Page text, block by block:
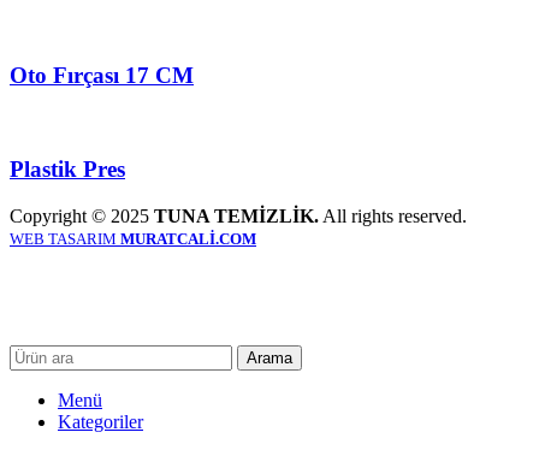
Oto Fırçası 17 CM
Plastik Pres
Copyright © 2025 TUNA TEMİZLİK. All rights reserved.
WEB TASARIM MURATCALİ.COM
Arama
Menü
Kategoriler